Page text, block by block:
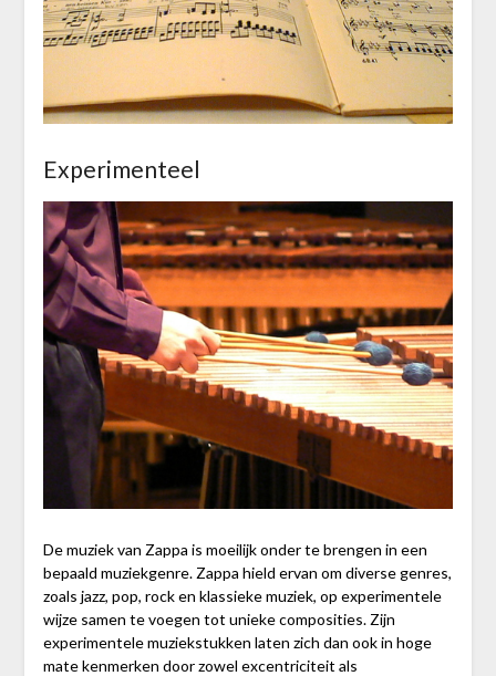
Experimenteel
De muziek van Zappa is moeilijk onder te brengen in een
bepaald muziekgenre. Zappa hield ervan om diverse genres,
zoals jazz, pop, rock en klassieke muziek, op experimentele
wijze samen te voegen tot unieke composities. Zijn
experimentele muziekstukken laten zich dan ook in hoge
mate kenmerken door zowel excentriciteit als